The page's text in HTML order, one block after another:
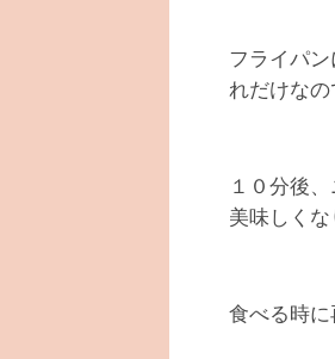
フライパ
れだけなの
１０分後
美味しくな
食べる時に